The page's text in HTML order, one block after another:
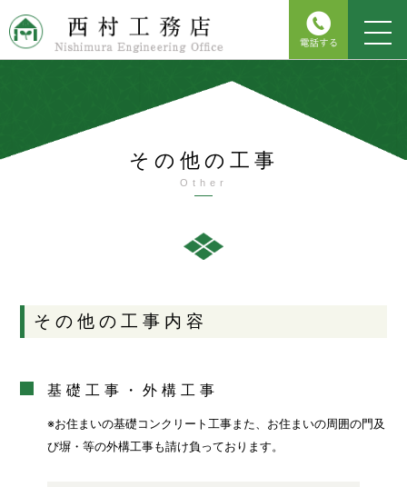
その他の工事
Other
その他の工事内容
基礎工事・外構工事
※お住まいの基礎コンクリート工事また、お住まいの周囲の門及
び塀・等の外構工事も請け負っております。